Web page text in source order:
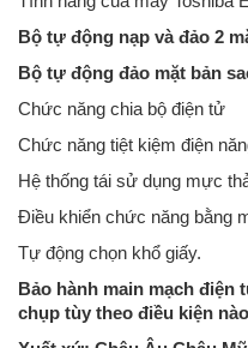
Bộ tự động nạp và đảo 2
Bộ tự động đảo mặt bản
Chức năng chia bộ điện tử
Chức năng tiệt kiệm điện
Hệ thống tái sử dụng mực
Điều khiển chức năng bằng
Tự động chọn khổ giấy.
Bảo hành main mạch điện
chụp tùy theo điều kiện